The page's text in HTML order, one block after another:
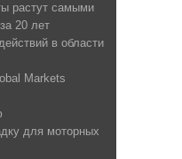
растут самыми
20 лет
в области
Markets
для моторных